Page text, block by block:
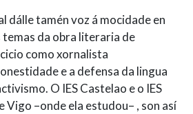
dálle tamén voz á mocidade en
da obra literaria de
como xornalista
e a defensa da lingua
O IES Castelao e o IES
Vigo –onde ela estudou– , son así